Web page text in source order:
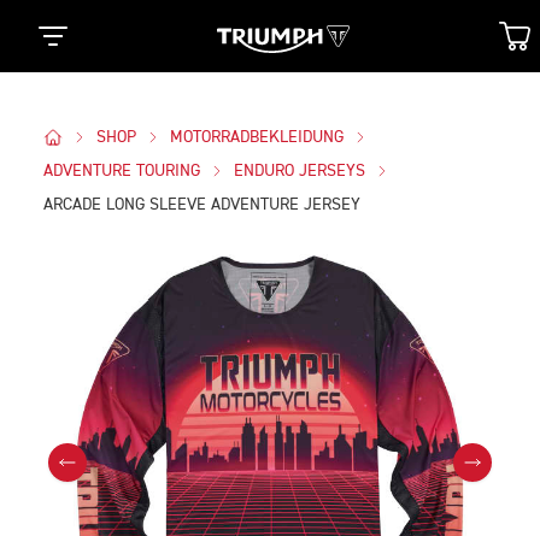
SHOP
MOTORRADBEKLEIDUNG
ADVENTURE TOURING
ENDURO JERSEYS
ARCADE LONG SLEEVE ADVENTURE JERSEY